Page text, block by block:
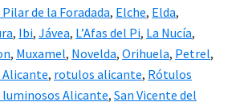
Pilar de la Foradada, Elche, Elda,
, Ibi, Jávea, L’Afas del Pi, La Nucía,
, Muxamel, Novelda, Orihuela, Petrel,
, rotulos alicante, Rótulos
Alicante, San Vicente del